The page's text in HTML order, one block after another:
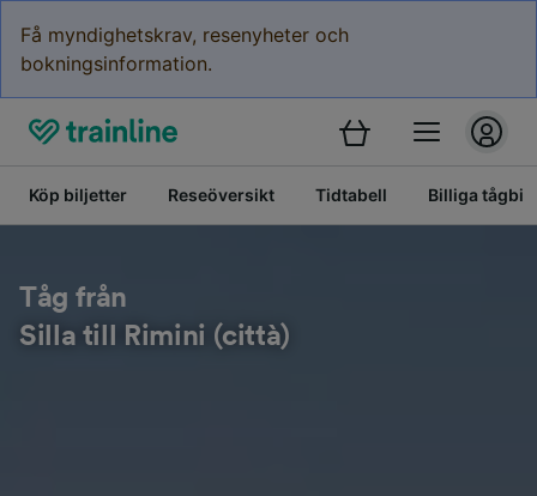
Få myndighetskrav, resenyheter och
bokningsinformation.
Köp biljetter Reseöversikt Tidtabell Billiga
Tåg från
Silla till Rimini (città)